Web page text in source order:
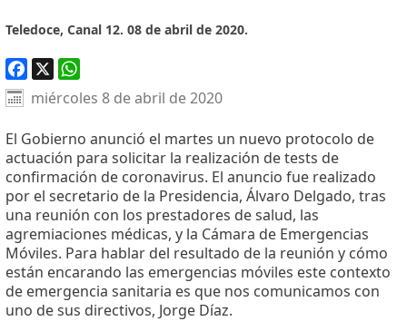
Teledoce, Canal 12. 08 de abril de 2020.
Facebook
X WhatsApp
miércoles 8 de abril de 2020
El Gobierno anunció el martes un nuevo protocolo de
actuación para solicitar la realización de tests de
confirmación de coronavirus. El anuncio fue realizado
por el secretario de la Presidencia, Álvaro Delgado, tras
una reunión con los prestadores de salud, las
agremiaciones médicas, y la Cámara de Emergencias
Móviles. Para hablar del resultado de la reunión y cómo
están encarando las emergencias móviles este contexto
de emergencia sanitaria es que nos comunicamos con
uno de sus directivos, Jorge Díaz.